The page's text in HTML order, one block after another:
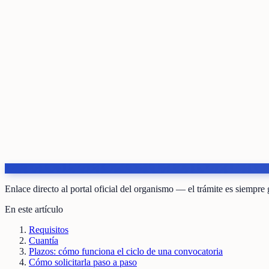
Enlace directo al portal oficial del organismo — el trámite es siempre
En este artículo
Requisitos
Cuantía
Plazos: cómo funciona el ciclo de una convocatoria
Cómo solicitarla paso a paso